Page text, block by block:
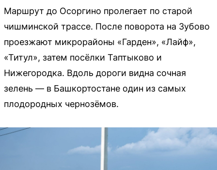
Маршрут до Осоргино пролегает по старой
чишминской трассе. После поворота на Зубово
проезжают микрорайоны «Гарден», «Лайф»,
«Титул», затем посёлки Таптыково и
Нижегородка. Вдоль дороги видна сочная
зелень — в Башкортостане один из самых
плодородных чернозёмов.